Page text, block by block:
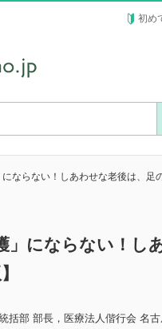
初め
にならない！しあわせな老後は、足
」にならない！し
括部 部長，医療法人偕行会 名